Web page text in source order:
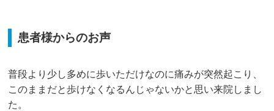
患者様からのお声
普段より少し多めに歩いただけなのに痛みが突然起こり、
このままだと歩けなくなるんじゃないかと思い来院しまし
た。